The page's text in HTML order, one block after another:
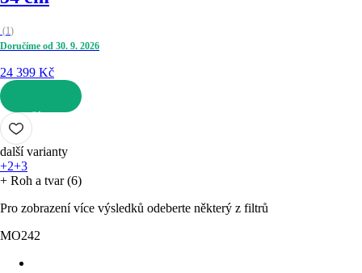
(1)
Doručíme od 30. 9. 2026
24 399 Kč
DO KOŠÍKU
další varianty
+2+3
+ Roh a tvar (6)
Pro zobrazení více výsledků odeberte některý z filtrů
MO242